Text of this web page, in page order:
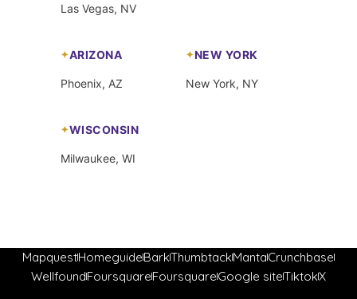
Las Vegas, NV
ARIZONA
Phoenix, AZ
NEW YORK
New York, NY
WISCONSIN
Milwaukee, WI
MapquestHomeguideBarkThumbtackMantaCrunchbase
WellfoundFoursquareFoursquareGoogle siteTiktokX